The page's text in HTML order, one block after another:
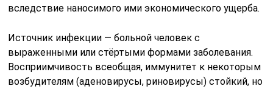
вследствие наносимого ими экономического ущерба.
Источник инфекции — больной человек с
выраженными или стёртыми формами заболевания.
Восприимчивость всеобщая, иммунитет к некоторым
возбудителям (аденовирусы, риновирусы) стойкий, но